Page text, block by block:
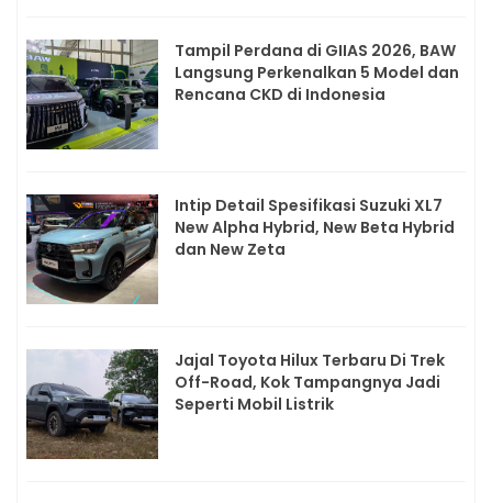
Tampil Perdana di GIIAS 2026, BAW
Langsung Perkenalkan 5 Model dan
Rencana CKD di Indonesia
Intip Detail Spesifikasi Suzuki XL7
New Alpha Hybrid, New Beta Hybrid
dan New Zeta
Jajal Toyota Hilux Terbaru Di Trek
Off-Road, Kok Tampangnya Jadi
Seperti Mobil Listrik